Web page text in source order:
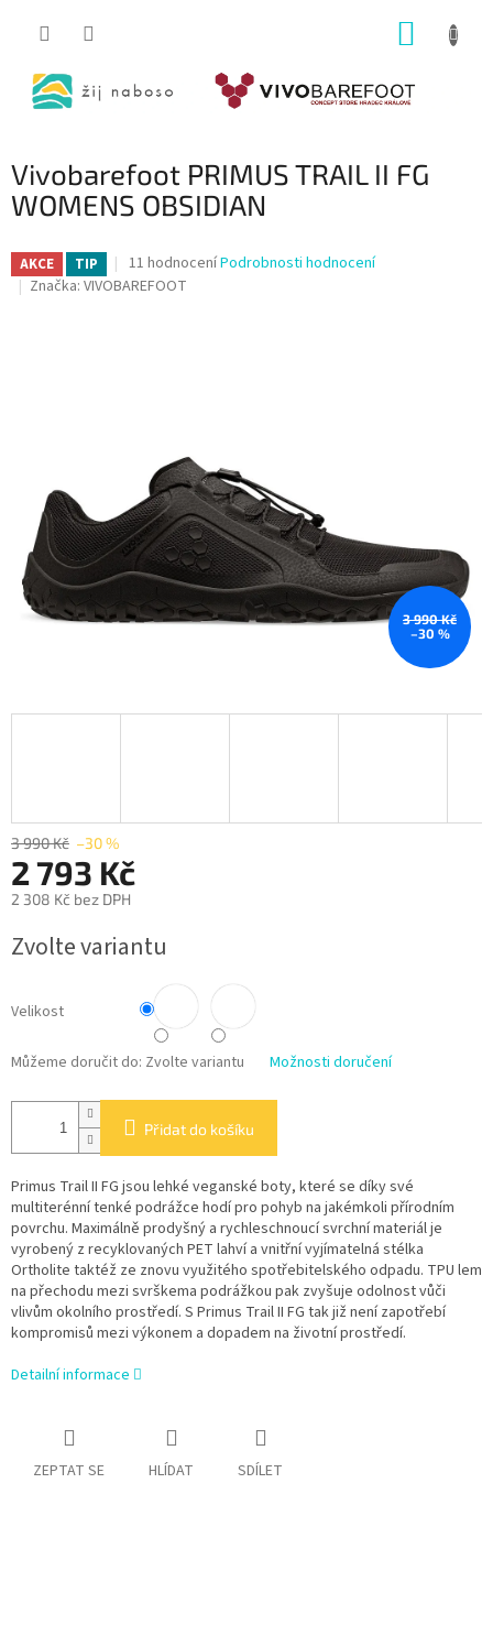
Vivobarefoot PRIMUS TRAIL II FG
WOMENS OBSIDIAN
AKCE TIP
Průměrné
hodnocení
11 hodnoceníPodrobnosti hodnocení
Značka: VIVOBAREFOOT
3 990 Kč
–30 %
3 990 Kč –30 %
2 793 Kč
2 308 Kč bez DPH
cena:
Zvolte variantu
Velikost
Můžeme doručit do: Zvolte variantu Možnosti doručení
Přidat do košíku
Primus Trail II FG jsou lehké veganské boty, které se díky své
multiterénní tenké podrážce hodí pro pohyb na jakémkoli přírodním
povrchu. Maximálně prodyšný a rychleschnoucí svrchní materiál je
vyrobený z recyklovaných PET lahví a vnitřní vyjímatelná stélka
Ortholite taktéž ze znovu využitého spotřebitelského odpadu. TPU lem
na přechodu mezi svrškema podrážkou pak zvyšuje odolnost vůči
vlivům okolního prostředí. S Primus Trail II FG tak již není zapotřebí
kompromisů mezi výkonem a dopadem na životní prostředí.
Detailní informace
ZEPTAT SE HLÍDAT SDÍLET